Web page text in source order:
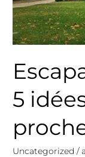
5
Uncategorized /
sorties
proches
de
gîte